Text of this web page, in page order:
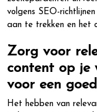
volgens SEO-
aan te trekken en het
Zorg voor
content op je
voor een
Het hebben van